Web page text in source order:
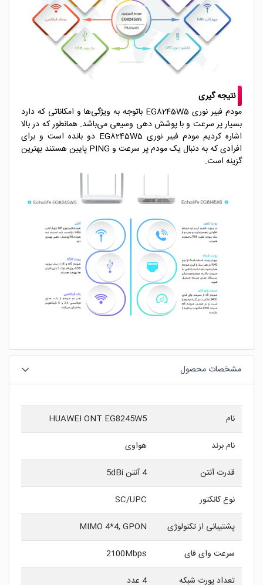
نتیجه گیری
مودم فیبر نوری EG8245W5 باتوجه به ویژگی‌ها و امکاناتی که دارد
بسیار پر سرعت و با پوشش دهی وسیعی می‌باشد. همانطور که در بالا
اشاره کردیم مودم فیبر نوری EG8245W5 دو بانده است و برای
افرادی که به دنبال یک مودم پر سرعت و PING پایین هستند بهترین
گزینه است.
مشخصات محصول
نام
HUAWEI ONT EG8245W5
نام برند
هواوی
قدرت آنتن
4 آنتن 5dBi
نوع کانکتور
SC/UPC
پشتیبانی از تکنولوژی
MIMO 4*4, GPON
سرعت وای فای
2100Mbps
تعداد پورت شبکه
4 عدد